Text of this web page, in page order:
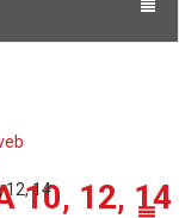
12, 1410, 12, 14